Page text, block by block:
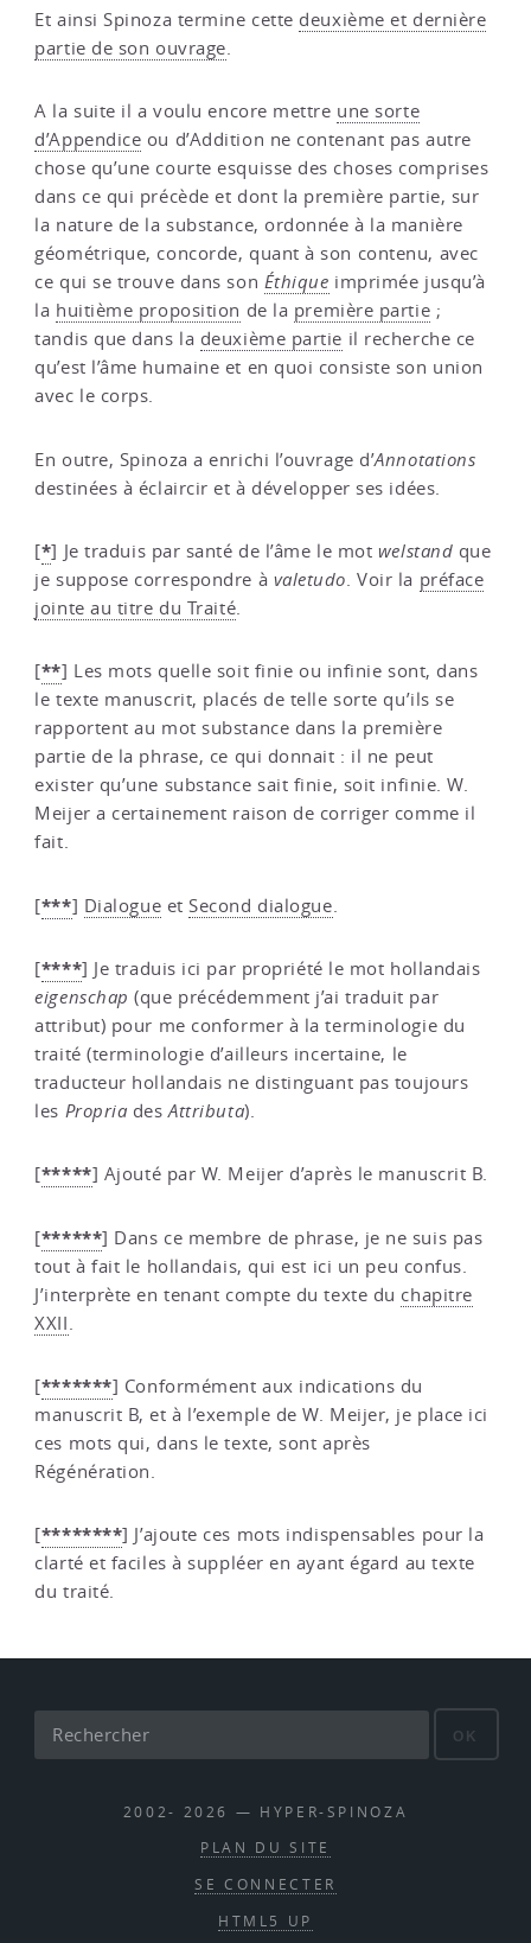
Et ainsi Spinoza termine cette deuxième et dernière
partie de son ouvrage.
A la suite il a voulu encore mettre une sorte
d’Appendice ou d’Addition ne contenant pas autre
chose qu’une courte esquisse des choses comprises
dans ce qui précède et dont la première partie, sur
la nature de la substance, ordonnée à la manière
géométrique, concorde, quant à son contenu, avec
ce qui se trouve dans son Éthique imprimée jusqu’à
la huitième proposition de la première partie ;
tandis que dans la deuxième partie il recherche ce
qu’est l’âme humaine et en quoi consiste son union
avec le corps.
En outre, Spinoza a enrichi l’ouvrage d’Annotations
destinées à éclaircir et à développer ses idées.
[*] Je traduis par santé de l’âme le mot welstand que
je suppose correspondre à valetudo. Voir la préface
jointe au titre du Traité.
[**] Les mots quelle soit finie ou infinie sont, dans
le texte manuscrit, placés de telle sorte qu’ils se
rapportent au mot substance dans la première
partie de la phrase, ce qui donnait : il ne peut
exister qu’une substance sait finie, soit infinie. W.
Meijer a certainement raison de corriger comme il
fait.
[***] Dialogue et Second dialogue
[****] Je traduis ici par propriété le mot hollandais
eigenschap (que précédemment j’ai traduit par
attribut) pour me conformer à la terminologie du
traité (terminologie d’ailleurs incertaine, le
traducteur hollandais ne distinguant pas toujours
les Propria desAttributa).
[*****] Ajouté par W. Meijer d’après le manuscrit B.
[******] Dans ce membre de phrase, je ne suis pas
tout à fait le hollandais, qui est ici un peu confus.
J’interprète en tenant compte du texte du chapitre
XXII
[*******] Conformément aux indications du
manuscrit B, et à l’exemple de W. Meijer, je place ici
ces mots qui, dans le texte, sont après
Régénération.
[********] J’ajoute ces mots indispensables pour la
clarté et faciles à suppléer en ayant égard au texte
du traité.
OK
2002- 2026 — HYPER-SPINOZA
PLAN DU SITE
SE CONNECTER
HTML5 UP